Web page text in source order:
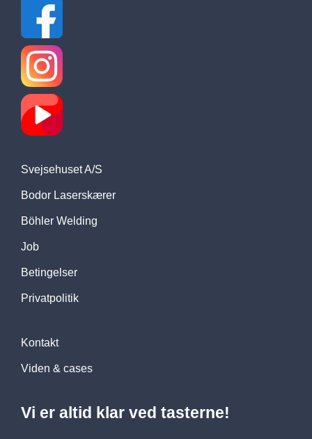
Svejsehuset A/S
Bodor Laserskærer
Böhler Welding
Job
Betingelser
Privatpolitik
Kontakt
Viden & cases
Vi er altid klar ved tasterne!